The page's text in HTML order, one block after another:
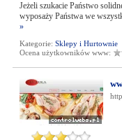
Jeżeli szukacie Państwo
wyposaży Państwa we
»
Kategorie: Sklepy i Hurtownie
Ocena użytkowników www: